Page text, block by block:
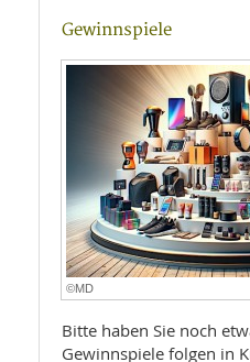
Gewinnspiele
©MD
Bitte haben Sie noch
Gewinnspiele folgen in